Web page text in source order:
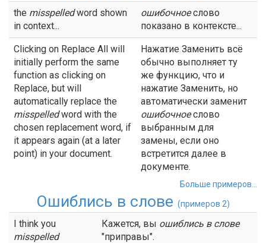
the misspelledword shown
in context...
ошибочноеслово
показано в контексте...
Clicking on Replace All will
initially perform the same
function as clicking on
Replace, but will
automatically replace the
misspelledword with the
chosen replacement word, if
it appears again (at a later
point) in your document.
Нажатие Заменить всё
обычно выполняет ту
же функцию, что и
нажатие Заменить, но
автоматически заменит
ошибочноеслово
выбранным для
замены, если оно
встретится далее в
документе.
Больше примеров...
Ошиблись в слове (примеров 2)
I think you
misspelled
Кажется, вы ошиблись в слове
"приправы".